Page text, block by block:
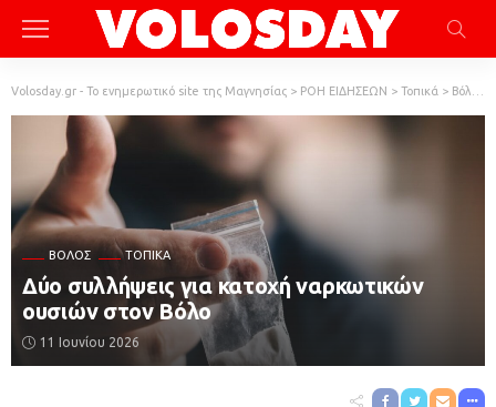
Volosday.gr - Το ενημερωτικό site της Μαγνησίας > ΡΟΗ ΕΙΔΗΣΕΩΝ > Τοπικά > Βόλος
ΒΌΛΟΣ ΤΟΠΙΚΆ
Δύο συλλήψεις για κατοχή ναρκωτικών
ουσιών στον Βόλο
11 Ιουνίου 2026